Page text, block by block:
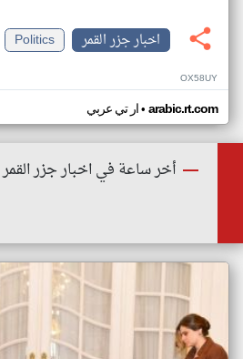
اخبار جزر القمر
Politics
OX58UY
ار تي عربي• arabic.rt.com
أخر ساعة في اخبار جزر القمر